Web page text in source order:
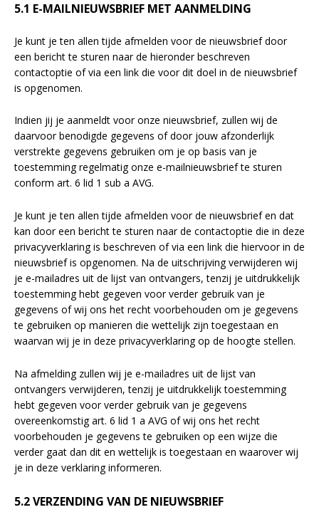
5.1 E-MAILNIEUWSBRIEF MET AANMELDING
Je kunt je ten allen tijde afmelden voor de nieuwsbrief door
een bericht te sturen naar de hieronder beschreven
contactoptie of via een link die voor dit doel in de nieuwsbrief
is opgenomen.
Indien jij je aanmeldt voor onze nieuwsbrief, zullen wij de
daarvoor benodigde gegevens of door jouw afzonderlijk
verstrekte gegevens gebruiken om je op basis van je
toestemming regelmatig onze e-mailnieuwsbrief te sturen
conform art. 6 lid 1 sub a AVG.
Je kunt je ten allen tijde afmelden voor de nieuwsbrief en dat
kan door een bericht te sturen naar de contactoptie die in deze
privacyverklaring is beschreven of via een link die hiervoor in de
nieuwsbrief is opgenomen. Na de uitschrijving verwijderen wij
je e-mailadres uit de lijst van ontvangers, tenzij je uitdrukkelijk
toestemming hebt gegeven voor verder gebruik van je
gegevens of wij ons het recht voorbehouden om je gegevens
te gebruiken op manieren die wettelijk zijn toegestaan en
waarvan wij je in deze privacyverklaring op de hoogte stellen.
Na afmelding zullen wij je e-mailadres uit de lijst van
ontvangers verwijderen, tenzij je uitdrukkelijk toestemming
hebt gegeven voor verder gebruik van je gegevens
overeenkomstig art. 6 lid 1 a AVG of wij ons het recht
voorbehouden je gegevens te gebruiken op een wijze die
verder gaat dan dit en wettelijk is toegestaan en waarover wij
je in deze verklaring informeren.
5.2 VERZENDING VAN DE NIEUWSBRIEF